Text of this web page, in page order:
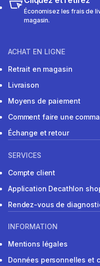
Économisez les frais de
magasin.
ACHAT EN LIGNE
Retrait en magasin
Livraison
Moyens de paiement
Comment faire une
Échange et retour
SERVICES
Compte client
Application Decathlon
Rendez-vous de
INFORMATION
Mentions légales
Données personnelles et